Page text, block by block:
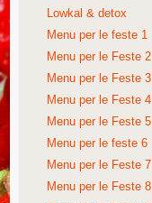
Lowkal & detox
Menu per le feste 1
Menu per le Feste 2
Menu per le Feste 3
Menu per le Feste 4
Menu per le Feste 5
Menu per le feste 6
Menu per le Feste 7
Menu per le Feste 8